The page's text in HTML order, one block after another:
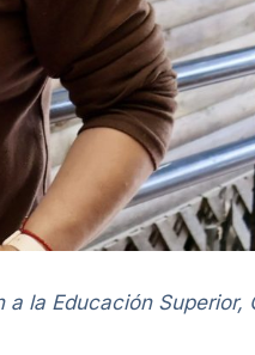
la Educación Superior,